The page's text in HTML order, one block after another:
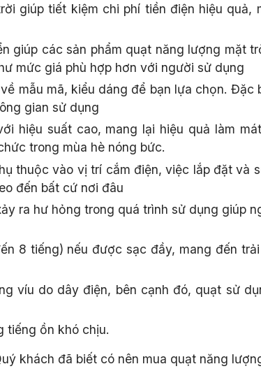
giúp tiết kiệm chi phí tiền điện hiệu quả,
giúp các sản phẩm quạt năng lượng mặt
mức giá phù hợp hơn với người sử dụng
mẫu mã, kiểu dáng để bạn lựa chọn.
gian sử dụng
hiệu suất cao, mang lại hiệu quả làm
trong mùa hè nóng bức.
thuộc vào vị trí cắm điện, việc lắp đặt và
đến bất cứ nơi đâu
ra hư hỏng trong quá trình sử dụng giúp
8 tiếng) nếu được sạc đầy, mang đến
víu do dây điện, bên cạnh đó, quạt sử
tiếng ồn khó chịu.
khách đã biết có nên mua quạt năng